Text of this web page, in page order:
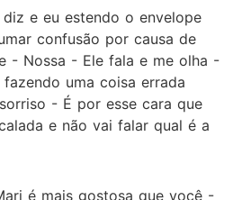
e eu estendo o envelope
confusão por causa de
- Nossa - Ele fala e me olha -
uma coisa errada
- É por esse cara que
e não vai falar qual é a
é mais gostosa que você -